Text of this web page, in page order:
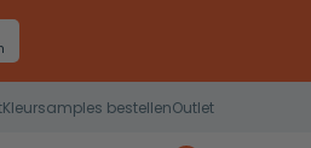
Kleursamples bestellenOutlet